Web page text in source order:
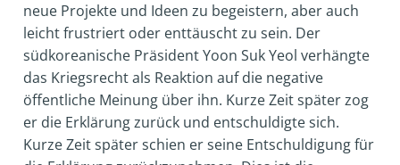
neue Projekte und Ideen zu begeistern, aber auch
leicht frustriert oder enttäuscht zu sein. Der
südkoreanische Präsident Yoon Suk Yeol verhängte
das Kriegsrecht als Reaktion auf die negative
öffentliche Meinung über ihn. Kurze Zeit später zog
er die Erklärung zurück und entschuldigte sich.
Kurze Zeit später schien er seine Entschuldigung für